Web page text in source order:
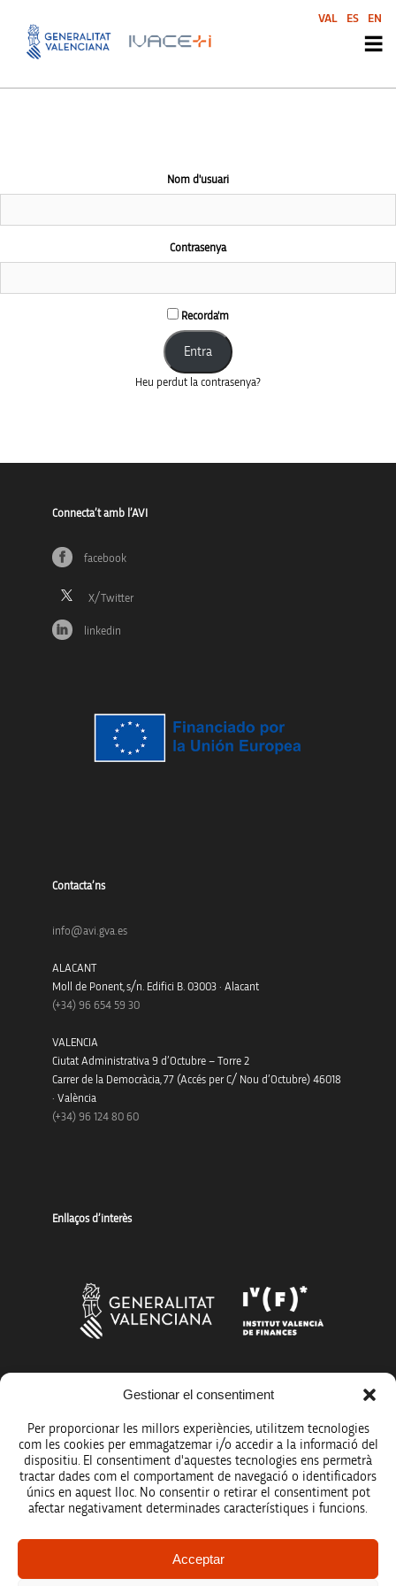
Gestionar el consentiment
Per proporcionar les millors experiències, utilitzem tecnologies
com les cookies per emmagatzemar i/o accedir a la informació del
dispositiu. El consentiment d'aquestes tecnologies ens permetrà
tractar dades com el comportament de navegació o identificadors
únics en aquest lloc. No consentir o retirar el consentiment pot
afectar negativament determinades característiques i funcions.
Acceptar
Nom d'usuari
Contrasenya
Recorda'm
Heu perdut la contrasenya?
Connecta’t amb l’AVI
facebook
linkedin
Contacta’ns
info@avi.gva.es
ALACANT
Moll de Ponent, s/n. Edifici B. 03003 · Alacant
(+34) 96 654 59 30
VALENCIA
Ciutat Administrativa 9 d’Octubre – Torre 2
Carrer de la Democràcia, 77 (Accés per C/ Nou d’Octubre) 46018
· València
(+34) 96 124 80 60
Enllaços d’interès
Més organismes de suport a la innovació
Avís legal
Política de protecció de dades
VAL ES EN